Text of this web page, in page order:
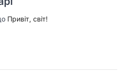
Привіт, світ!